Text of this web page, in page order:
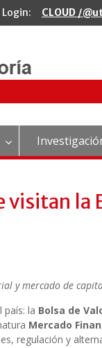
Login: CLOUD /
la
y mercado de
país: la Bolsa de
Mercado
regulación y